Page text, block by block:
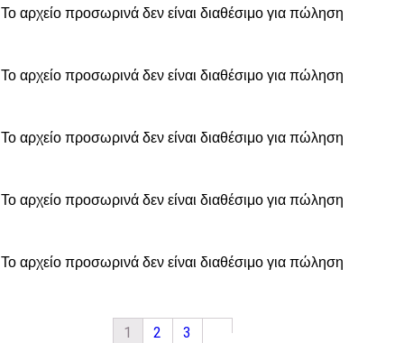
Το αρχείο προσωρινά δεν είναι διαθέσιμο για πώληση
Το αρχείο προσωρινά δεν είναι διαθέσιμο για πώληση
Το αρχείο προσωρινά δεν είναι διαθέσιμο για πώληση
Το αρχείο προσωρινά δεν είναι διαθέσιμο για πώληση
Το αρχείο προσωρινά δεν είναι διαθέσιμο για πώληση
1 2 3